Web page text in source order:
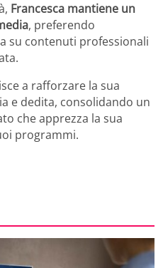
Francesca mantiene un
, preferendo
su contenuti professionali
a rafforzare la sua
e dedita, consolidando un
che apprezza la sua
programmi.